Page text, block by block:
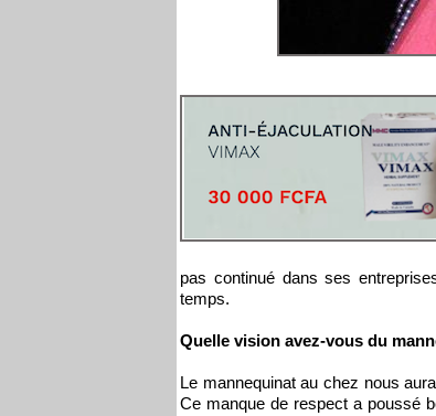
pas continué dans ses
temps.
Quelle vision avez-vous du
Le mannequinat au chez nous
Ce manque de respect a poussé